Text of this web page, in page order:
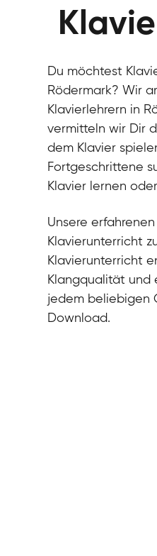
Du möchtest
Rödermark? Wir
Klavierlehrern in
vermitteln wir Dir
dem Klavier
Fortgeschrittene
Klavier lernen
Unsere
Klavierunterricht
Klavierunterricht
Klangqualität und
jedem beliebigen
Download.